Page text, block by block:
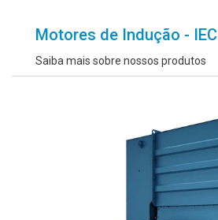
Motores de Indução - IEC
Saiba mais sobre nossos produtos